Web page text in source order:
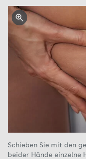
Schieben Sie mit den
beider Hände einzelne